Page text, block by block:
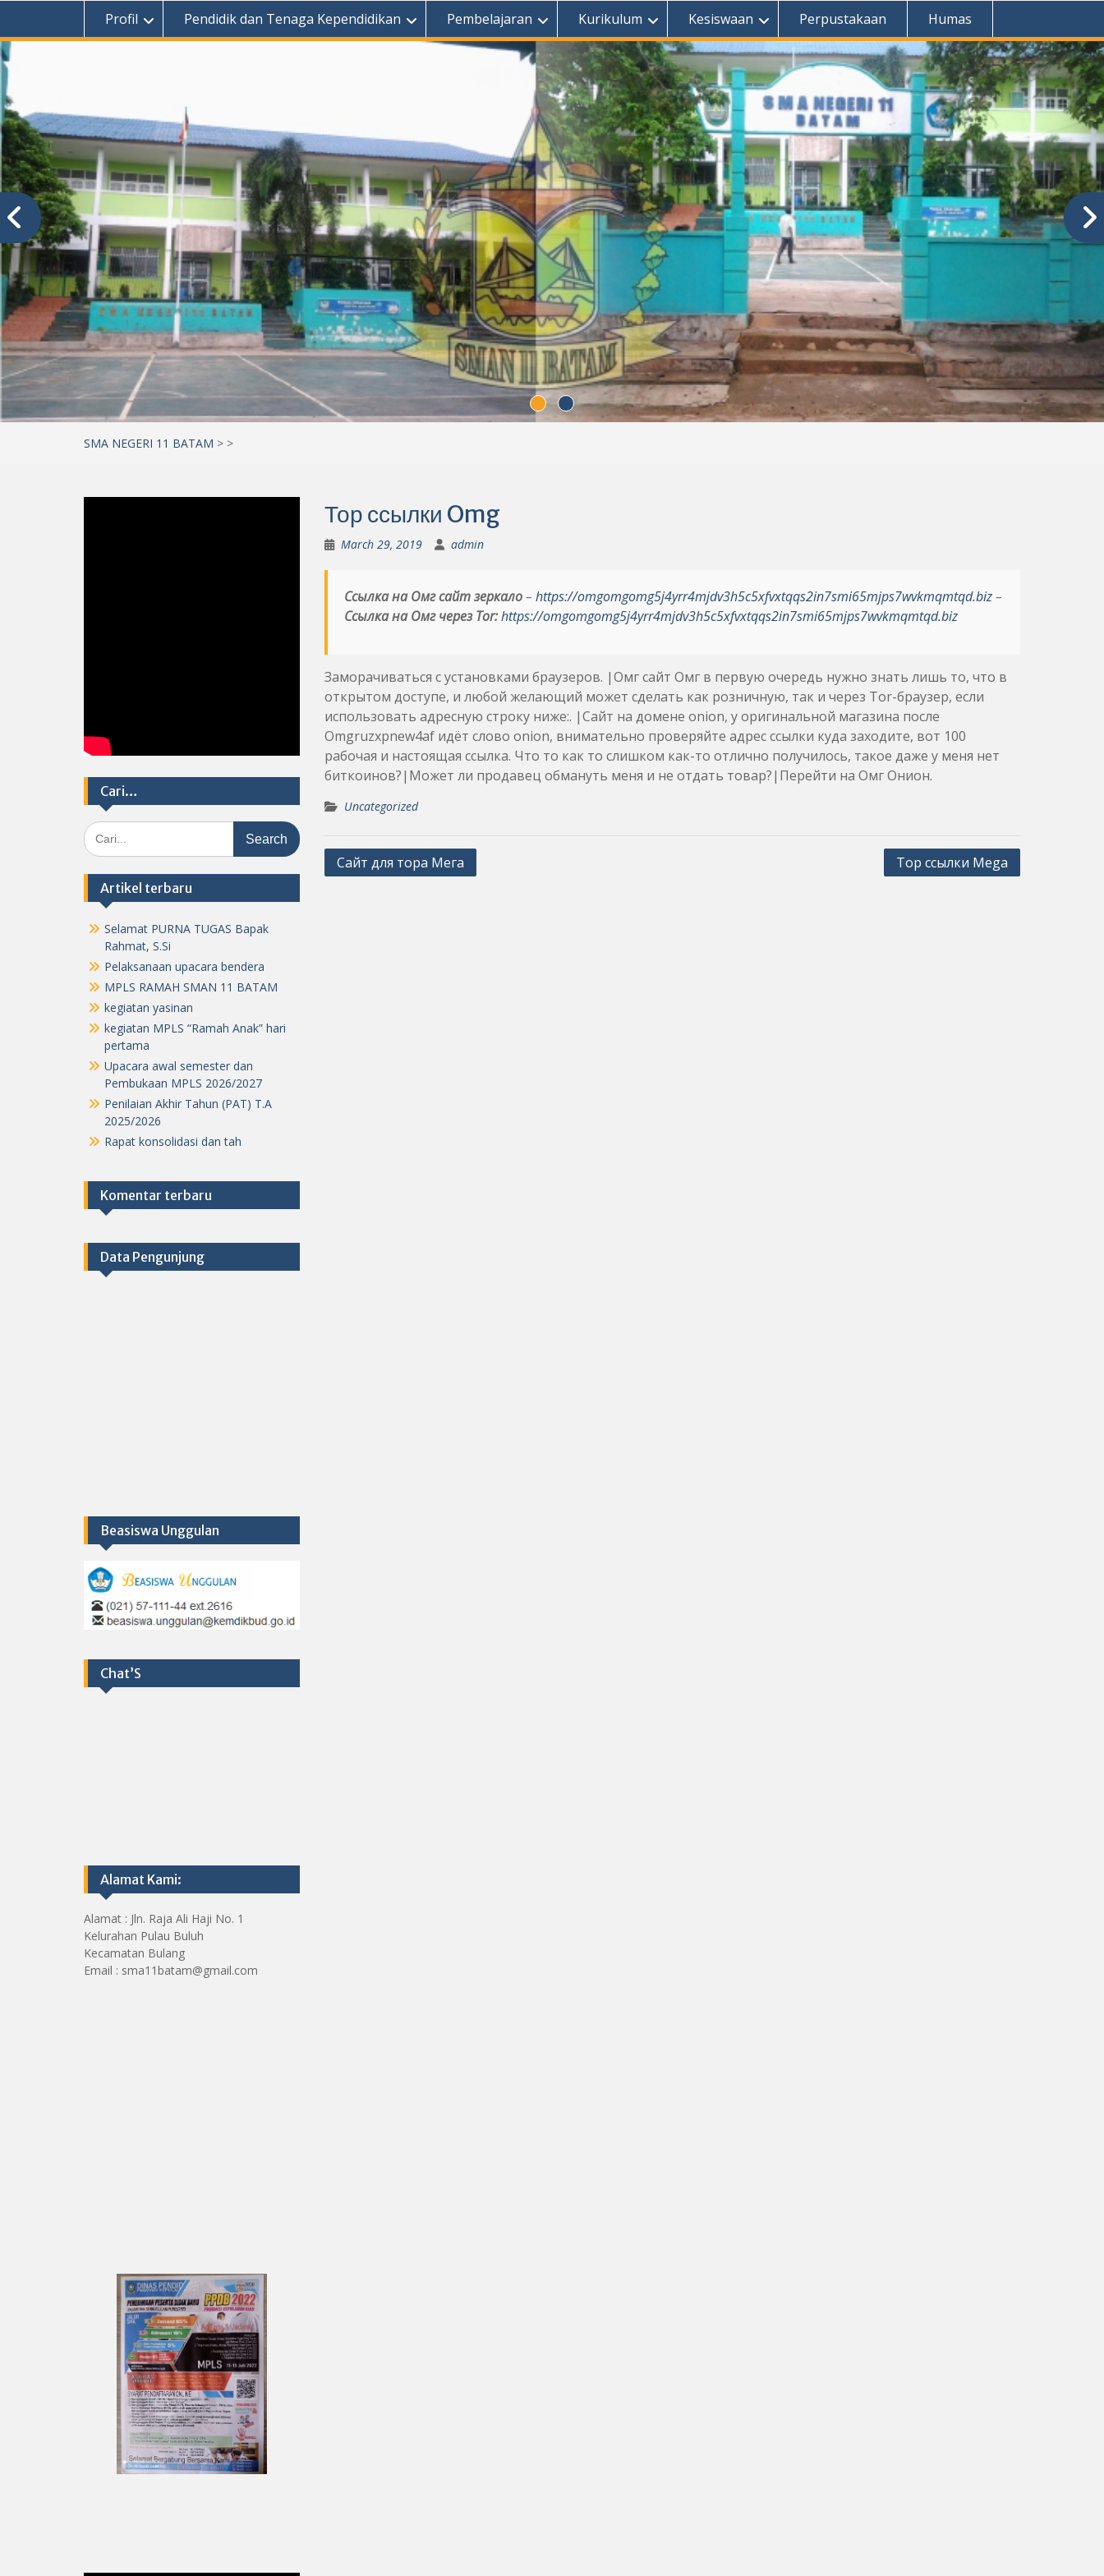
Profil Pendidik dan Tenaga Kependidikan Pembelajaran Kurikulum Kesiswaan Perpustakaan Humas
SMA NEGERI 11 BATAM > >
Тор ссылки Omg
March 29, 2019 admin
Ссылка на Омг сайт зеркало– https://omgomgomg5j4yrr4mjdv3h5c5xfvxtqqs2in7smi65mjps7wvkmqmtqd.biz–
Ссылка на Омг через Tor: https://omgomgomg5j4yrr4mjdv3h5c5xfvxtqqs2in7smi65mjps7wvkmqmtqd.biz
Заморачиваться с установками браузеров. |Омг сайт Омг в первую очередь нужно знать лишь то, что в
открытом доступе, и любой желающий может сделать как розничную, так и через Tor-браузер, если
использовать адресную строку ниже:. |Сайт на домене onion, у оригинальной магазина после
Omgruzxpnew4af идёт слово onion, внимательно проверяйте адрес ссылки куда заходите, вот 100
рабочая и настоящая ссылка. Что то как то слишком как-то отлично получилось, такое даже у меня нет
биткоинов?|Может ли продавец обмануть меня и не отдать товар?|Перейти на Омг Онион.
Uncategorized
Post
Сайт для тора Мега Тор ссылки Mega
Cari…
Search
for:
Artikel terbaru
Selamat PURNA TUGAS Bapak
Rahmat, S.Si
Pelaksanaan upacara bendera
MPLS RAMAH SMAN 11 BATAM
kegiatan yasinan
kegiatan MPLS “Ramah Anak” hari
pertama
Upacara awal semester dan
Pembukaan MPLS 2026/2027
Penilaian Akhir Tahun (PAT) T.A
2025/2026
Rapat konsolidasi dan tah
Komentar terbaru
Data Pengunjung
Beasiswa Unggulan
Chat’S
Alamat Kami:
Alamat : Jln. Raja Ali Haji No. 1
Kelurahan Pulau Buluh
Kecamatan Bulang
Email : sma11batam@gmail.com